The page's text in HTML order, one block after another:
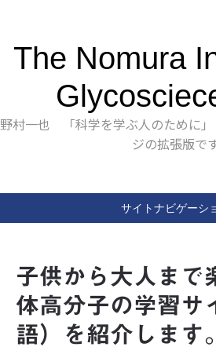
The Nomura
野村一也 「科学を学ぶ人のために
ジの拡張版で
サイトナビゲーシ
子供から大人まで
体高分子の学習サ
語）を紹介します。